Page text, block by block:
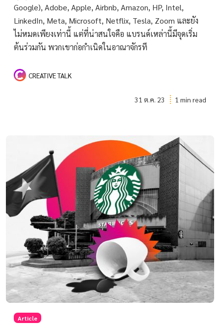
Google), Adobe, Apple, Airbnb, Amazon, HP, Intel,
LinkedIn, Meta, Microsoft, Netflix, Tesla, Zoom และยัง
ไม่หมดเพียงเท่านี้ แต่ที่น่าสนใจคือ แบรนด์เหล่านี้มีจุดเริ่ม
ต้นร่วมกัน พวกเขาก่อกำเนิดในอาณาจักรที
CREATIVE TALK
31 ต.ค. 23 1 min read
Article